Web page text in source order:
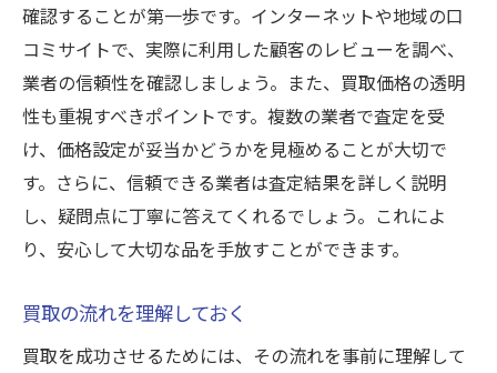
買取大吉のサービスの特徴
顧客からのフィードバックの重要性
安心して利用できるサポート体制
顧客との信頼関係を築く秘訣
地域での評判が高まる理由買取大吉韮崎駅前店
の実績
地域での実績から学ぶ信頼性
長年の買取実績が支持を得る理由
利用者から見た評判の背景
確認することが第一歩です。インターネットや地域の口
コミサイトで、実際に利用した顧客のレビューを調べ、
業者の信頼性を確認しましょう。また、買取価格の透明
性も重視すべきポイントです。複数の業者で査定を受
け、価格設定が妥当かどうかを見極めることが大切で
す。さらに、信頼できる業者は査定結果を詳しく説明
し、疑問点に丁寧に答えてくれるでしょう。これによ
り、安心して大切な品を手放すことができます。
買取の流れを理解しておく
買取を成功させるためには、その流れを事前に理解して